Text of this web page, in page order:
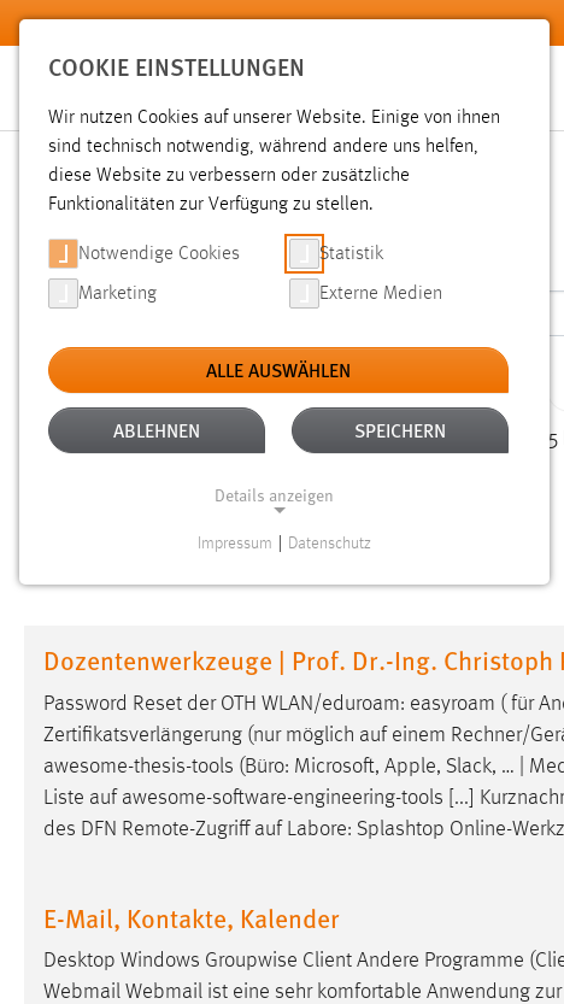
Zum Hauptinhalt springen
SUCHE
Aktive Filter: TYP: SEITEN ALTER: ÜBER EIN JAHR
Gesucht nach "Easyroam auf Android einrichten". Es wurden
Dozentenwerkzeuge | Prof. Dr.-Ing. Christoph
Password Reset der OTH WLAN/eduroam: easyroam ( für
Zertifikatsverlängerung (nur möglich aufeinem Rechner/
awesome-thesis-tools (Büro: Microsoft, Apple, Slack, … |
Liste aufawesome-software-engineering-tools [...]
des DFN Remote-Zugriff aufLabore: Splashtop Online-
E-Mail, Kontakte, Kalender
Desktop Windows Groupwise Client Andere Programme
Webmail Webmail ist eine sehr komfortable Anwendung
COOKIE EINSTELLUNGEN
Wir nutzen Cookies auf unserer Website. Einige von ihnen
sind technisch notwendig, während andere uns helfen,
diese Website zu verbessern oder zusätzliche
Funktionalitäten zur Verfügung zu stellen.
Notwendige Cookies Statistik
Marketing Externe Medien
ALLE AUSWÄHLEN
ABLEHNEN SPEICHERN
Details anzeigen
Website erforderlich.
Einverständnis
Name: cookie_consent
Dieser Cookie speichert die
ausgewählten Einverständnis-Optionen
Cookie Laufzeit: 1 Jahr
Performance
Impressum Datenschutz